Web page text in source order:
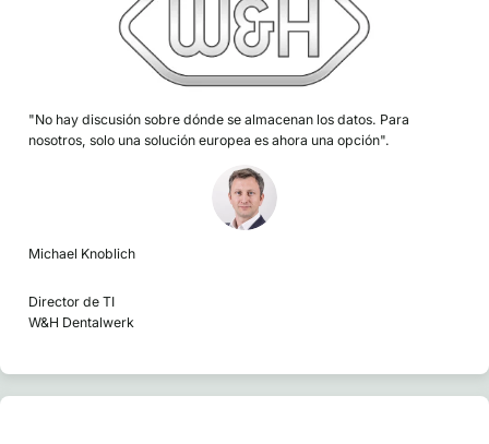
"No hay discusión sobre dónde se almacenan los datos. Para
nosotros, solo una solución europea es ahora una opción".
Michael Knoblich
Director de TI
W&H Dentalwerk